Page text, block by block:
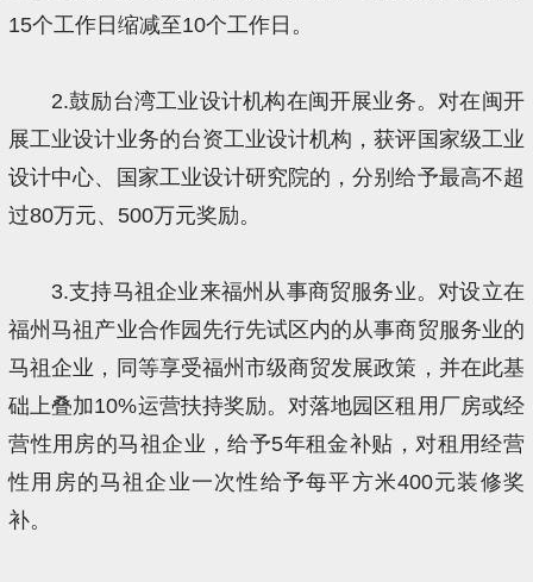
15个工作日缩减至10个工作日。
2.鼓励台湾工业设计机构在闽开展业务。对在闽开
展工业设计业务的台资工业设计机构，获评国家级工业
设计中心、国家工业设计研究院的，分别给予最高不超
过80万元、500万元奖励。
3.支持马祖企业来福州从事商贸服务业。对设立在
福州马祖产业合作园先行先试区内的从事商贸服务业的
马祖企业，同等享受福州市级商贸发展政策，并在此基
础上叠加10%运营扶持奖励。对落地园区租用厂房或经
营性用房的马祖企业，给予5年租金补贴，对租用经营
性用房的马祖企业一次性给予每平方米400元装修奖
补。